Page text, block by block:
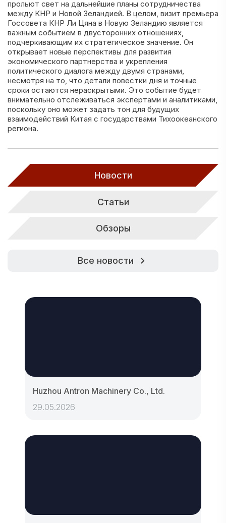
прольют свет на дальнейшие планы сотрудничества
между КНР и Новой Зеландией. В целом, визит премьера
Госсовета КНР Ли Цяна в Новую Зеландию является
важным событием в двусторонних отношениях,
подчеркивающим их стратегическое значение. Он
открывает новые перспективы для развития
экономического партнерства и укрепления
политического диалога между двумя странами,
несмотря на то, что детали повестки дня и точные
сроки остаются нераскрытыми. Это событие будет
внимательно отслеживаться экспертами и аналитиками,
поскольку оно может задать тон для будущих
взаимодействий Китая с государствами Тихоокеанского
региона.
Новости
Статьи
Обзоры
Все новости
Huzhou Antron Machinery Co., Ltd.
29.05.2026